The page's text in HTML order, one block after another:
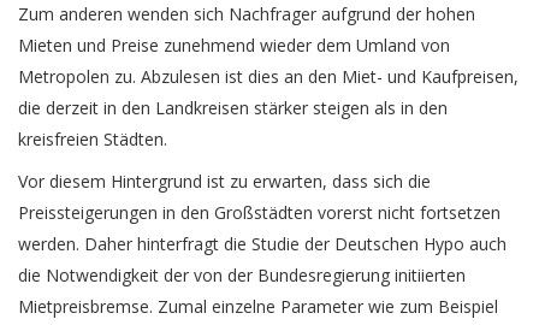
Zum anderen wenden sich Nachfrager aufgrund der hohen
Mieten und Preise zunehmend wieder dem Umland von
Metropolen zu. Abzulesen ist dies an den Miet- und Kaufpreisen,
die derzeit in den Landkreisen stärker steigen als in den
kreisfreien Städten.
Vor diesem Hintergrund ist zu erwarten, dass sich die
Preissteigerungen in den Großstädten vorerst nicht fortsetzen
werden. Daher hinterfragt die Studie der Deutschen Hypo auch
die Notwendigkeit der von der Bundesregierung initiierten
Mietpreisbremse. Zumal einzelne Parameter wie zum Beispiel